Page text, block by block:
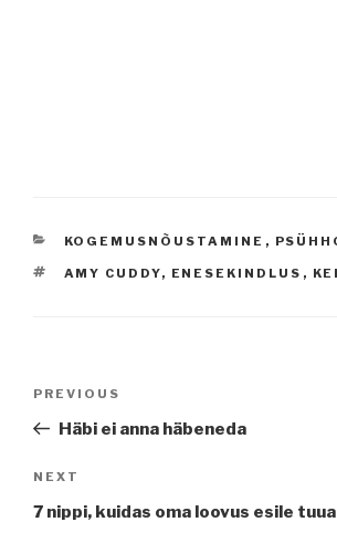
CATEGORIES
KOGEMUSNÕUSTAMINE ,
TAGS
AMY CUDDY, ENESEKINDLUS ,
Previous
Post
PREVIOUS
Häbi ei anna häbeneda
Next
Post
NEXT
7 nippi, kuidas oma loovus esile tuua